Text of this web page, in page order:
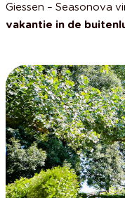
Giessen – Seasonova
vakantie in de